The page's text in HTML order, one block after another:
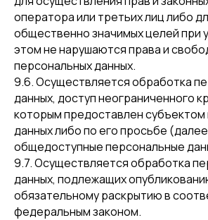
оператора или третьих лиц либо
общественно значимых целей при
этом не нарушаются права и
персональных данных.
9.6. Осуществляется обработка
данных, доступ неограниченного
которым предоставлен
данных либо по его просьбе
общедоступные персональные
9.7. Осуществляется обработка
данных, подлежащих
обязательному раскрытию в
федеральным законом.